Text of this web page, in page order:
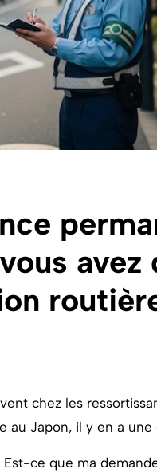
avez
chez les
au Japon, il y en a une
ce que ma